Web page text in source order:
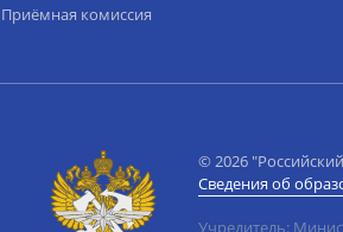
Приёмная комиссия
© 2026
Сведения об
Учредитель: